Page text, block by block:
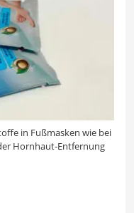
in Fußmasken wie bei
Hornhaut-Entfernung